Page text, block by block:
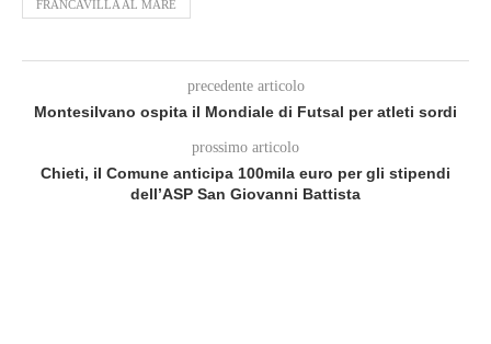
FRANCAVILLA AL MARE
precedente articolo
Montesilvano ospita il Mondiale di Futsal per atleti sordi
prossimo articolo
Chieti, iI Comune anticipa 100mila euro per gli stipendi
dell’ASP San Giovanni Battista